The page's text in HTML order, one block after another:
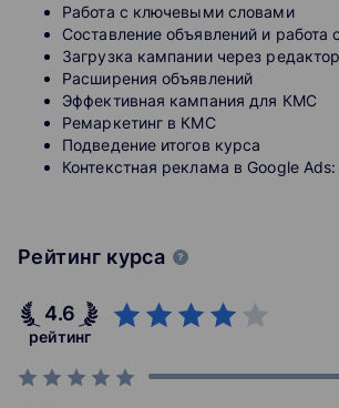
Нетология была основана
Сооснователями
предприниматель Максим
генеральным директором
Юлия Спиридонова-Микеда, которая,
придумала концепцию проекта.
О Нетологии писали такие
Сам Максим Спиридонов ведёт
программы «Рунетология», гостями
крупные эксперты в области онлайн-
принимал участие в создании и
крупнейших веб-проектов, среди
проекты, как подкаст-терминал
Работа с ключевыми словами
Составление объявлений и работа
Загрузка кампании через
Расширения объявлений
Эффективная кампания для КМС
Ремаркетинг в КМС
Подведение итогов курса
Контекстная реклама в Google
Рейтинг курса
4.6
рейтинг